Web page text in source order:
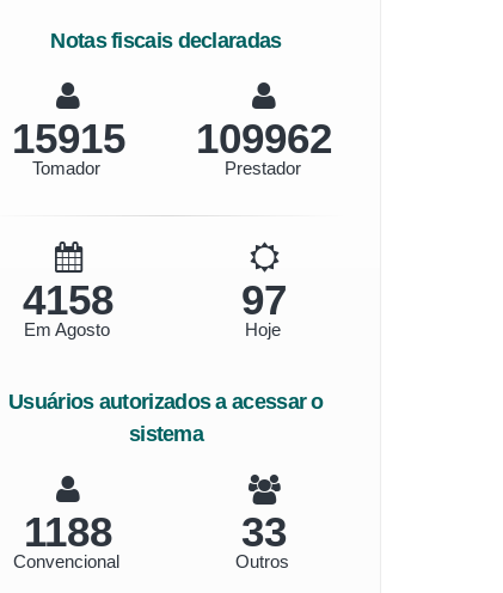
Notas fiscais declaradas
17825
Tomador
123157
Prestador
4656
Em Agosto
108
Hoje
Usuários autorizados a acessar o
sistema
1330
Convencional
36
Outros